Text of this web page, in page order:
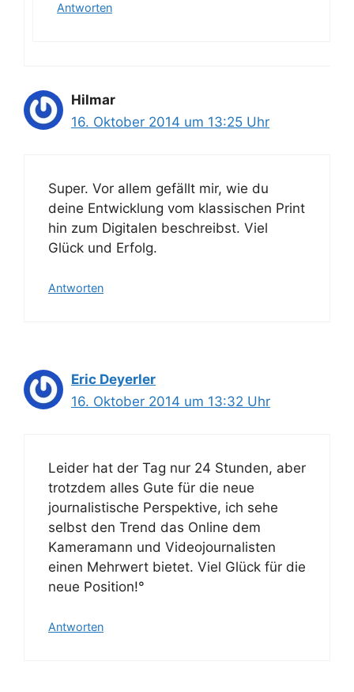
Antworten
Hilmar
16. Oktober 2014 um 13:25 Uhr
Super. Vor allem gefällt mir, wie du
deine Entwicklung vom klassischen Print
hin zum Digitalen beschreibst. Viel
Glück und Erfolg.
Antworten
Eric Deyerler
16. Oktober 2014 um 13:32 Uhr
Leider hat der Tag nur 24 Stunden, aber
trotzdem alles Gute für die neue
journalistische Perspektive, ich sehe
selbst den Trend das Online dem
Kameramann und Videojournalisten
einen Mehrwert bietet. Viel Glück für die
neue Position!°
Antworten